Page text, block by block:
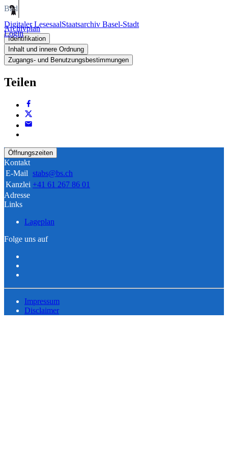
Digitaler LesesaalStaatsarchiv Basel-Stadt
Login
Bild
Archivplan
Identifikation
Inhalt und innere Ordnung
Zugangs- und Benutzungsbestimmungen
Teilen
Öffnungszeiten
Kontakt
E-Mail stabs@bs.ch
Kanzlei +41 61 267 86 01
Adresse
Links
Lageplan
Folge uns auf
Impressum
Disclaimer